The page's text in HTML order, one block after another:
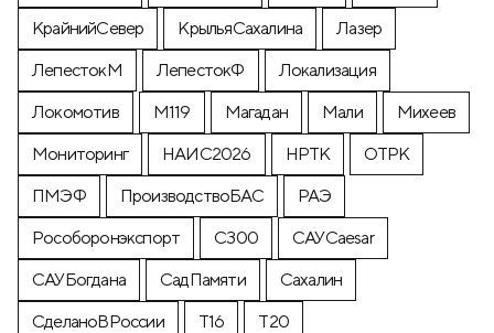
КрайнийСевер
КрыльяСахалина
Лазер
ЛепестокМ
ЛепестокФ
Локализация
Локомотив
М119 Магадан Мали
Михеев
Мониторинг
НАИС2026 НРТК
ОТРК
ПМЭФ
ПроизводствоБАС
РАЭ
Рособоронэкспорт
С300
САУCaesar
САУБогдана
СадПамяти
Сахалин
СделаноВРоссии
Т16
Т20